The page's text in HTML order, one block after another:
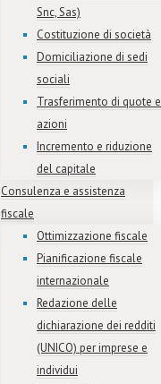
Snc, Sas)
Costituzione di società
Domiciliazione di sedi
sociali
Trasferimento di quote e
azioni
Incremento e riduzione
del capitale
Consulenza e assistenza
fiscale
Ottimizzazione fiscale
Pianificazione fiscale
internazionale
Redazione delle
dichiarazione dei redditi
(UNICO) per imprese e
individui